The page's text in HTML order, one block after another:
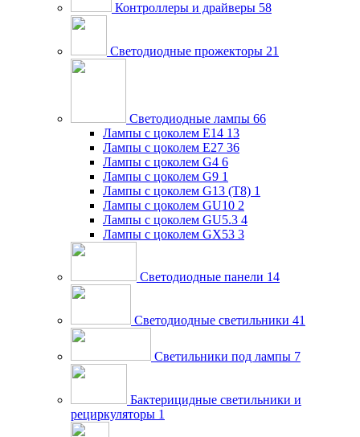
Контроллеры и драйверы 58
Светодиодные прожекторы 21
Светодиодные лампы 66
Лампы с цоколем E14 13
Лампы с цоколем E27 36
Лампы с цоколем G4 6
Лампы с цоколем G9 1
Лампы с цоколем G13 (Т8) 1
Лампы с цоколем GU10 2
Лампы с цоколем GU5.3 4
Лампы с цоколем GX53 3
Светодиодные панели 14
Светодиодные светильники 41
Светильники под лампы 7
Бактерицидные светильники и
рециркуляторы 1